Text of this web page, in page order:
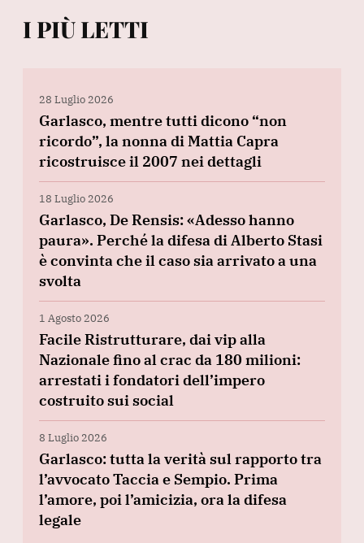
I PIÙ LETTI
28 Luglio 2026
Garlasco, mentre tutti dicono “non
ricordo”, la nonna di Mattia Capra
ricostruisce il 2007 nei dettagli
18 Luglio 2026
Garlasco, De Rensis: «Adesso hanno
paura». Perché la difesa di Alberto Stasi
è convinta che il caso sia arrivato a una
svolta
1 Agosto 2026
Facile Ristrutturare, dai vip alla
Nazionale fino al crac da 180 milioni:
arrestati i fondatori dell’impero
costruito sui social
8 Luglio 2026
Garlasco: tutta la verità sul rapporto tra
l’avvocato Taccia e Sempio. Prima
l’amore, poi l’amicizia, ora la difesa
legale